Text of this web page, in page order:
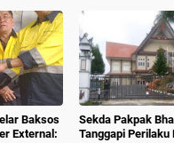
Baksos
External:
Sekda Pakpak
Tanggapi Perilaku